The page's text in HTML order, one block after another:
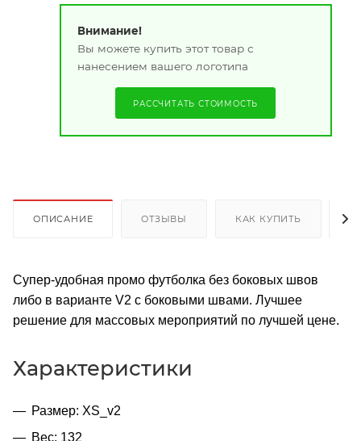
Внимание!
Вы можете купить этот товар с
нанесением вашего логотипа
РАССЧИТАТЬ СТОИМОСТЬ
ОПИСАНИЕ ОТЗЫВЫ КАК КУПИТЬ
Супер-удобная промо футболка без боковых швов
либо в варианте V2 с боковыми швами. Лучшее
решение для массовых мероприятий по лучшей цене.
Характеристики
Размер: XS_v2
Вес: 132